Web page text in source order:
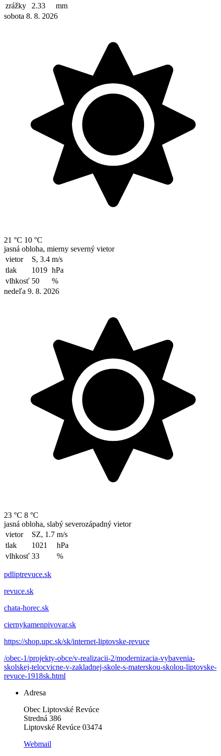
zrážky
2.33
mm
sobota 8. 8. 2026
21 °C 10 °C
jasná obloha, mierny severný vietor
vietor
S, 3.4 m/s
tlak
1019 hPa
vlhkosť 50
%
nedeľa 9. 8. 2026
23 °C 8 °C
jasná obloha, slabý severozápadný vietor
vietor
SZ, 1.7 m/s
tlak
1021
hPa
vlhkosť 33 %
pdliptrevuce.sk
revuce.sk
chata-horec.sk
ciernykamenpivovar.sk
https://shop.upc.sk/sk/internet-liptovske-revuce
/obec-1/projekty-obce/v-realizacii-2/modernizacia-vybavenia-
skolskej-telocvicne-v-zakladnej-skole-s-materskou-skolou-liptovske-
revuce-1918sk.html
Adresa
Obec Liptovské Revúce
Stredná 386
Liptovské Revúce 03474
Webmail